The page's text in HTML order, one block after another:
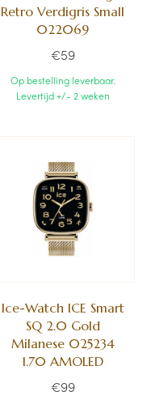
Retro Verdigris Small
022069
€59
Op bestelling leverbaar.
Levertijd +/- 2 weken
Ice-Watch ICE Smart
SQ 2.0 Gold
Milanese 025234
1.70 AMOLED
€99